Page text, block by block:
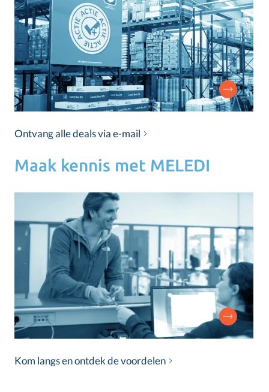
Ontvang alle deals via e-mail
Maak kennis met MELEDI
Kom langs en ontdek de voordelen